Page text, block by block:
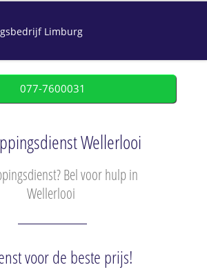
Limburg
077-7600031
Wellerlooi
Bel voor hulp in
Wellerlooi
voor de beste prijs!